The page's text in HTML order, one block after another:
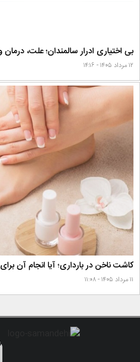
بی اختیاری ادرار سالمندان؛ علت،
۱۲ مرداد ۱۴۰۵ - ۱۴:۱۶
کاشت ناخن در بارداری؛ آیا انجام آن
۱۱ مرداد ۱۴۰۵ - ۱۱:۰۸